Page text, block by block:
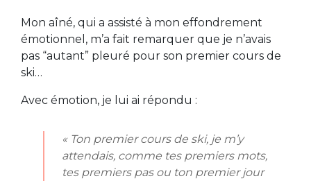
Mon aîné, qui a assisté à mon effondrement
émotionnel, m’a fait remarquer que je n’avais
pas “autant” pleuré pour son premier cours de
ski…
Avec émotion, je lui ai répondu :
« Ton premier cours de ski, je m’y
attendais, comme tes premiers mots,
tes premiers pas ou ton premier jour